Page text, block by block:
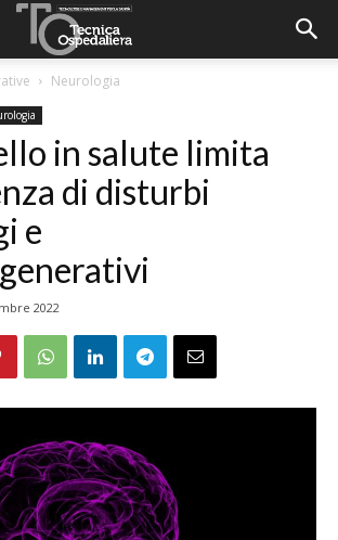
Neurologia
in salute limita
di disturbi
e
2022